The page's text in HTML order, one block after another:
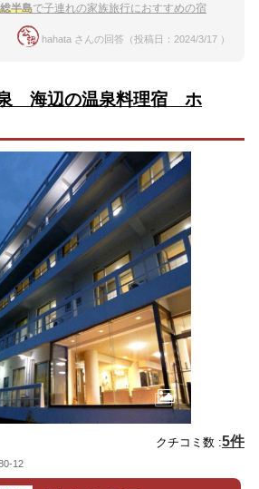
半島で子連れの家族旅行におすすめの宿
hahata さんの回答（投稿日：2024/3/17 ）
海辺の温泉料理宿 ホ
クチコミ数 :5件
12